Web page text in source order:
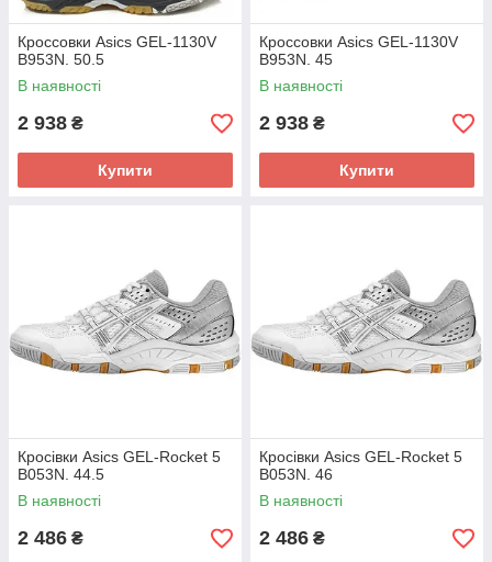
Кроссовки Asics GEL-1130V
B953N. 50.5
В наявності
2 938 ₴
Купити
Кроссовки Asics GEL-1130V
B953N. 45
В наявності
2 938 ₴
Купити
Кросівки Asics GEL-Rocket 5
B053N. 44.5
В наявності
2 486 ₴
Кросівки Asics GEL-Rocket 5
B053N. 46
В наявності
2 486 ₴